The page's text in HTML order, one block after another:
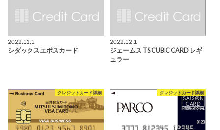
2022.12.1
シダックスエポスカード
2022.12.1
ジェームス TS CUBIC CARD レギ
ュラー
クレジットカード詳細 クレジットカード詳細